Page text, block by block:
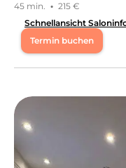
45 min. · 215 €
Schnellansicht
Termin buchen
Mo 12:00 - 18:00
Di